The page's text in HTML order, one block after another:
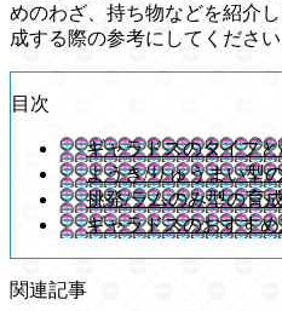
めのわざ、持ち物などを紹介
成する際の参考にしてください
目次
ギャラドスのタイプ
ようき/りゅうまい型
挑発/ラムのみ型の育
ギャラドスのおすす
関連記事